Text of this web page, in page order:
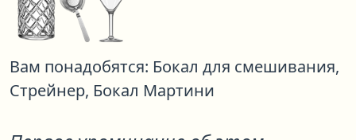
Вам понадобятся: Бокал для смешивания,
Стрейнер, Бокал Мартини